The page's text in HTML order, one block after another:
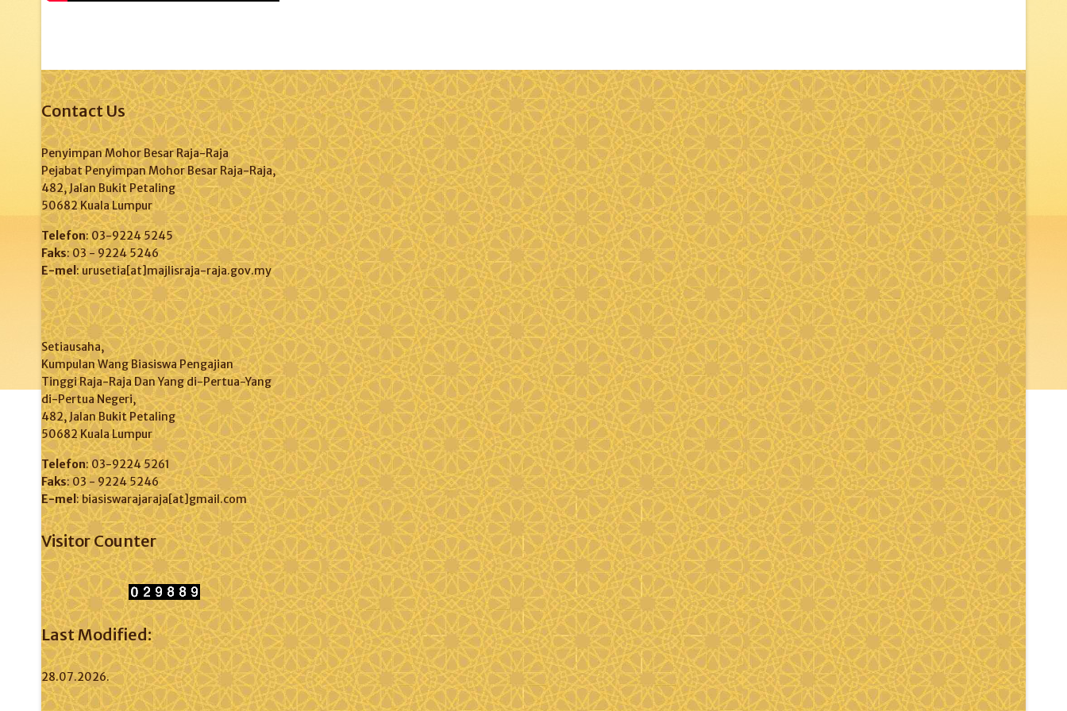
Contact Us
Penyimpan Mohor Besar Raja-Raja
Pejabat Penyimpan Mohor Besar Raja-Raja,
482, Jalan Bukit Petaling
50682 Kuala Lumpur
Telefon: 03-9224 5245
Faks: 03 - 9224 5246
E-mel : urusetia[at]majlisraja-raja.gov.my
Setiausaha,
Kumpulan Wang Biasiswa Pengajian
Tinggi Raja-Raja Dan Yang di-Pertua-Yang
di-Pertua Negeri,
482, Jalan Bukit Petaling
50682 Kuala Lumpur
Telefon: 03-9224 5261
Faks: 03 - 9224 5246
E-mel: biasiswarajaraja[at]gmail.com
Visitor Counter
Last Modified:
28.07.2026.